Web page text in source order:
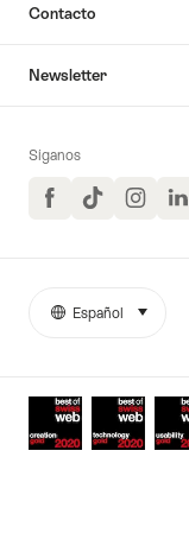
Contacto
Newsletter
Síganos
FacebookTikTokInstagram
Awards
More
Idioma
Español